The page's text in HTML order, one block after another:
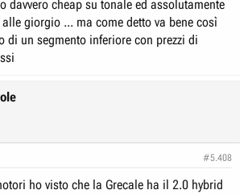
davvero cheap su tonale ed assolutamente
giorgio ... ma come detto va bene così
di un segmento inferiore con prezzi di
#5.408
ho visto che la Grecale ha il 2.0 hybrid